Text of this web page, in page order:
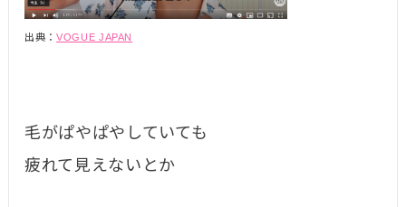
出典：VOGUE JAPAN
毛がぱやぱやしていても
疲れて見えないとか